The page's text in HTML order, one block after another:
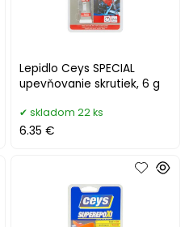
Lepidlo Ceys SPECIAL
upevňovanie skrutiek, 6 g
skladom 22 ks
6.35 €